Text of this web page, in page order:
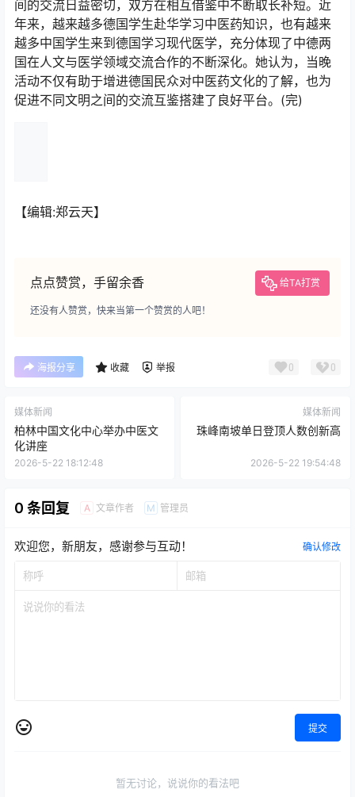
间的交流日益密切，双方在相互借鉴中不断取长补短。近
年来，越来越多德国学生赴华学习中医药知识，也有越来
越多中国学生来到德国学习现代医学，充分体现了中德两
国在人文与医学领域交流合作的不断深化。她认为，当晚
活动不仅有助于增进德国民众对中医药文化的了解，也为
促进不同文明之间的交流互鉴搭建了良好平台。(完)
【编辑:郑云天】
点点赞赏，手留余香 给TA打赏
还没有人赞赏，快来当第一个赞赏的人吧！
海报分享 收藏 举报 0 0
媒体新闻
柏林中国文化中心举办中医文
化讲座
2026-5-22 18:12:48
媒体新闻
珠峰南坡单日登顶人数创新高
2026-5-22 19:54:48
0 条回复 A 文章作者 M 管理员
欢迎您，新朋友，感谢参与互动！ 确认修改
提交
暂无讨论，说说你的看法吧